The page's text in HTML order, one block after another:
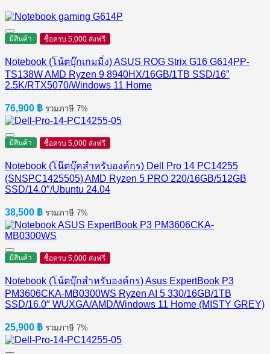
มีสินค้า ซื้อครบ 5,000 ส่งฟรี
Notebook (โน้ตบุ๊กเกมมิ่ง) ASUS ROG Strix G16 G614PP-
TS138W AMD Ryzen 9 8940HX/16GB/1TB SSD/16″
2.5K/RTX5070/Windows 11 Home
76,900 ฿ รวมภาษี 7%
มีสินค้า ซื้อครบ 5,000 ส่งฟรี
Notebook (โน๊ตบุ๊คสำหรับองค์กร) Dell Pro 14 PC14255
(SNSPC1425505) AMD Ryzen 5 PRO 220/16GB/512GB
SSD/14.0″/Ubuntu 24.04
38,500 ฿ รวมภาษี 7%
มีสินค้า ซื้อครบ 5,000 ส่งฟรี
Notebook (โน้ตบุ๊กสำหรับองค์กร) Asus ExpertBook P3
PM3606CKA-MB0300WS Ryzen AI 5 330/16GB/1TB
SSD/16.0″ WUXGA/AMD/Windows 11 Home (MISTY GREY)
25,900 ฿ รวมภาษี 7%